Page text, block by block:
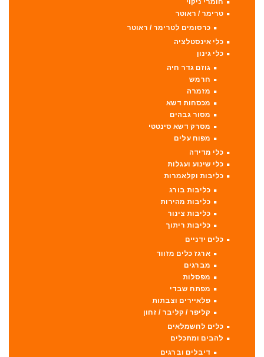
טרימר / ראוטר
כרסומים לטרימר / ראוטר
כלי אינסטלציה
כלי גינון
גוזם גדר חיה
חרמש
מזמרה
מכסחות דשא
מסור גבהים
מסרק דשא סינטטי
מפוח עלים
כלי מדידה
כלי שינוע ועגלות
כליבות וקלאמרות
כליבות בורג
כליבות מהירות
כליבות צינור
כליבות ריתוך
כלים ידניים
ארגז כלים מזווד
מברגים
מפסלות
מפתח שבדי
פלאיירים וצבתות
קליפר / קליבר / זחון
כלים לחשמלאים
להבים ומתכלים
דיבלים וברגים